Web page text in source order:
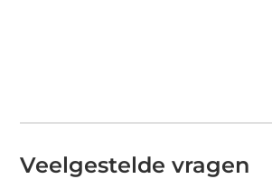
Veelgestelde vragen